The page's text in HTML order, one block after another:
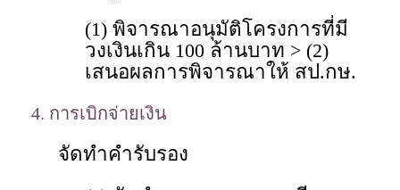
(1) พิจารณาอนุมัติโครงการที่มี
วงเงินเกิน 100 ล้านบาท > (2)
เสนอผลการพิจารณาให้ สป.กษ.
4. การเบิกจ่ายเงิน
จัดทำคำรับรอง